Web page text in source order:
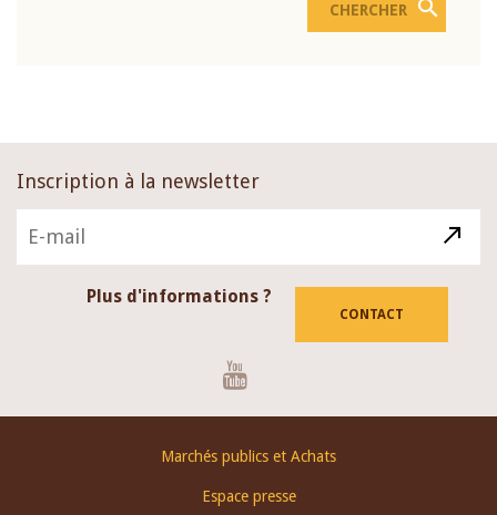
Inscription à la newsletter
Plus d'informations ?
CONTACT
Marchés publics et Achats
Espace presse